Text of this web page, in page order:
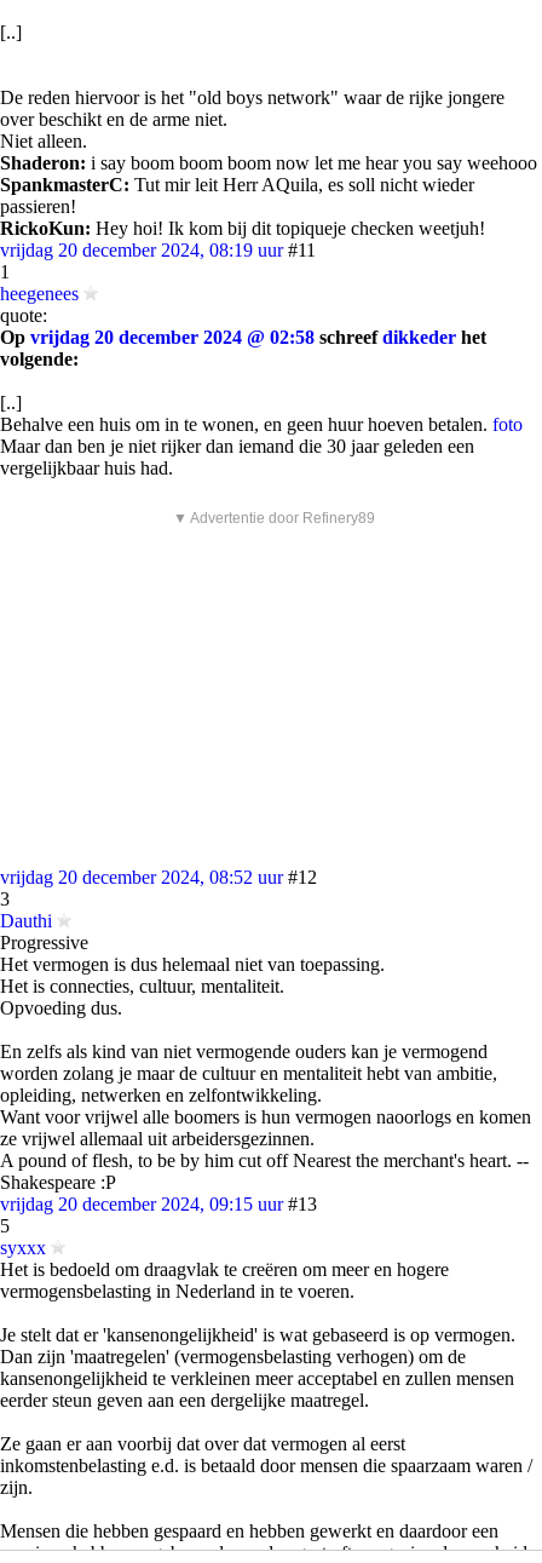
[..]
De reden hiervoor is het "old boys network" waar de rijke jongere
over beschikt en de arme niet.
Niet alleen.
Shaderon: i say boom boom boom now let me hear you say weehooo
SpankmasterC: Tut mir leit Herr AQuila, es soll nicht wieder
passieren!
RickoKun: Hey hoi! Ik kom bij dit topiqueje checken weetjuh!
vrijdag 20 december 2024, 08:19 uur #11
1
heegenees
quote:
Op vrijdag 20 december 2024 @ 02:58 schreefdikkeder het
volgende:
[..]
Behalve een huis om in te wonen, en geen huur hoeven betalen. foto
Maar dan ben je niet rijker dan iemand die 30 jaar geleden een
vergelijkbaar huis had.
▼ Advertentie door Refinery89
vrijdag 20 december 2024, 08:52 uur #12
3
Dauthi
Progressive
Het vermogen is dus helemaal niet van toepassing.
Het is connecties, cultuur, mentaliteit.
Opvoeding dus.
En zelfs als kind van niet vermogende ouders kan je vermogend
worden zolang je maar de cultuur en mentaliteit hebt van ambitie,
opleiding, netwerken en zelfontwikkeling.
Want voor vrijwel alle boomers is hun vermogen naoorlogs en komen
ze vrijwel allemaal uit arbeidersgezinnen.
A pound of flesh, to be by him cut off Nearest the merchant's heart. --
Shakespeare :P
vrijdag 20 december 2024, 09:15 uur #13
5
syxxx
Het is bedoeld om draagvlak te creëren om meer en hogere
vermogensbelasting in Nederland in te voeren.
Je stelt dat er 'kansenongelijkheid' is wat gebaseerd is op vermogen.
Dan zijn 'maatregelen' (vermogensbelasting verhogen) om de
kansenongelijkheid te verkleinen meer acceptabel en zullen mensen
eerder steun geven aan een dergelijke maatregel.
Ze gaan er aan voorbij dat over dat vermogen al eerst
inkomstenbelasting e.d. is betaald door mensen die spaarzaam waren /
zijn.
Mensen die hebben gespaard en hebben gewerkt en daardoor een
pensioen hebben opgebouwd, worden gestraft aangezien de overheid